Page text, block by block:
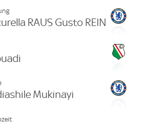
RAUS Gusto REIN
Mukinayi